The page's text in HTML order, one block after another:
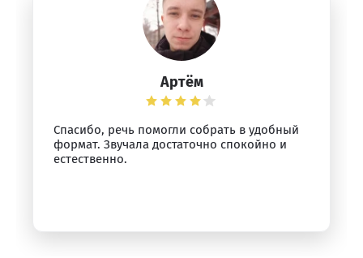
Артём
Спасибо, речь помогли собрать в удобный
формат. Звучала достаточно спокойно и
естественно.